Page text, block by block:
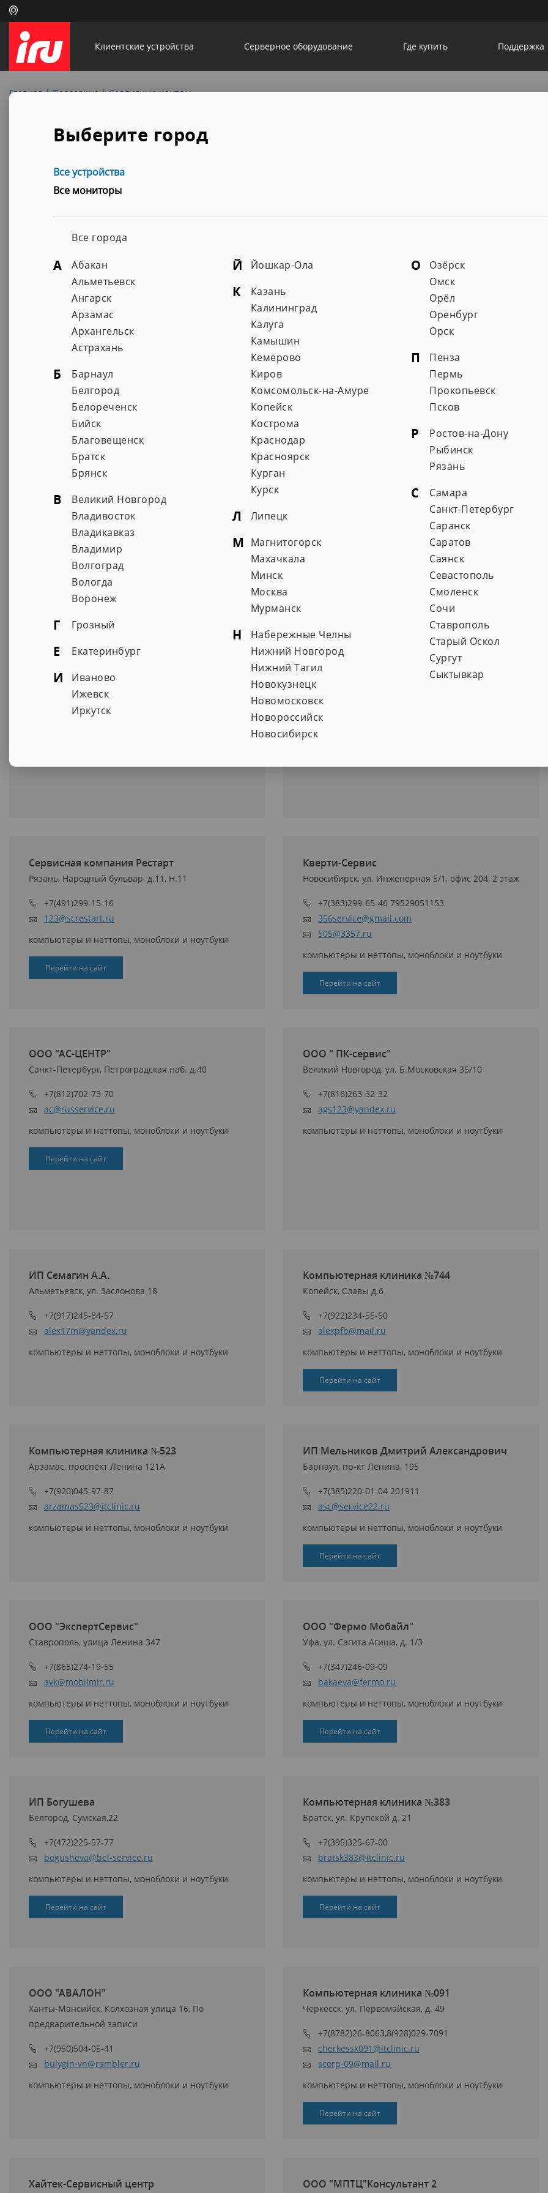
Клиентские устройства Серверное оборудование Где купить Поддержка
Главная|Поддержка|Сервисные центры
Сервисные центры
ООО "Сервисный Центр"
Самара, Революционная улица 70П
+7(846)957-84-07
компьютеры и неттопы, моноблоки и ноутбуки
Хабаровск, Слободская улица 16, прием только
юр.лиц
компьютеры и неттопы, моноблоки и ноутбуки
ООО "Сервисная Фабрика"
Новосибирск, Фабричная улица 35А
Сервисная компания Рестарт
Рязань, Народный бульвар, д.11, Н.11
+7(491)299-15-16
123@screstart.ru
компьютеры и неттопы, моноблоки и ноутбуки
Перейти на сайт
Кверти-Сервис
Новосибирск, ул. Инженерная 5/1, офис 204, 2 этаж
+7(383)299-65-46 79529051153
356service@gmail.com
505@3357.ru
компьютеры и неттопы, моноблоки и ноутбуки
Перейти на сайт
ООО "АС-ЦЕНТР"
Санкт-Петербург, Петроградская наб. д.40
+7(812)702-73-70
ac@russervice.ru
компьютеры и неттопы, моноблоки и ноутбуки
Перейти на сайт
ООО " ПК-сервис"
Великий Новгород, ул. Б.Московская 35/10
+7(816)263-32-32
ags123@yandex.ru
компьютеры и неттопы, моноблоки и ноутбуки
ИП Семагин А.А.
Альметьевск, ул. Заслонова 18
+7(917)245-84-57
alex17m@yandex.ru
компьютеры и неттопы, моноблоки и ноутбуки
Компьютерная клиника №744
Копейск, Славы д.6
+7(922)234-55-50
alexpfb@mail.ru
компьютеры и неттопы, моноблоки и ноутбуки
Перейти на сайт
Компьютерная клиника №523
Арзамас, проспект Ленина 121А
+7(920)045-97-87
arzamas523@itclinic.ru
компьютеры и неттопы, моноблоки и ноутбуки
ИП Мельников Дмитрий Александрович
Барнаул, пр-кт Ленина, 195
+7(385)220-01-04 201911
asc@service22.ru
компьютеры и неттопы, моноблоки и ноутбуки
Перейти на сайт
ООО "ЭкспертСервис"
Ставрополь, улица Ленина 347
+7(865)274-19-55
avk@mobilmir.ru
компьютеры и неттопы, моноблоки и ноутбуки
Перейти на сайт
ООО "Фермо Мобайл"
Уфа, ул. Сагита Агиша, д. 1/3
+7(347)246-09-09
bakaeva@fermo.ru
компьютеры и неттопы, моноблоки и ноутбуки
Перейти на сайт
ИП Богушева
Белгород, Сумская,22
+7(472)225-57-77
bogusheva@bel-service.ru
компьютеры и неттопы, моноблоки и ноутбуки
Перейти на сайт
Компьютерная клиника №383
Братск, ул. Крупской д. 21
+7(395)325-67-00
bratsk383@itclinic.ru
компьютеры и неттопы, моноблоки и ноутбуки
Перейти на сайт
ООО "АВАЛОН"
Ханты-Мансийск, Колхозная улица 16, По
предварительной записи
+7(950)504-05-41
bulygin-vn@rambler.ru
компьютеры и неттопы, моноблоки и ноутбуки
Компьютерная клиника №091
Черкесск, ул. Первомайская, д. 49
+7(8782)26-8063,8(928)029-7091
cherkessk091@itclinic.ru
scorp-09@mail.ru
компьютеры и неттопы, моноблоки и ноутбуки
Перейти на сайт
Хайтек-Сервисный центр ООО "МПТЦ"Консультант 2
Выберите город
Все устройства
Все мониторы
Все города
А
Абакан
Альметьевск
Ангарск
Арзамас
Архангельск
Астрахань
Б
Барнаул
Белгород
Белореченск
Бийск
Благовещенск
Братск
Брянск
В
Великий Новгород
Владивосток
Владикавказ
Владимир
Волгоград
Вологда
Воронеж
Г Грозный
Е Екатеринбург
И
Иваново
Ижевск
Иркутск
Й Йошкар-Ола
К
Казань
Калининград
Калуга
Камышин
Кемерово
Киров
Комсомольск-на-Амуре
Копейск
Кострома
Краснодар
Красноярск
Курган
Курск
Л Липецк
М
Магнитогорск
Махачкала
Минск
Москва
Мурманск
Н
Набережные Челны
Нижний Новгород
Нижний Тагил
Новокузнецк
Новомосковск
Новороссийск
Новосибирск
О
Озёрск
Омск
Орёл
Оренбург
Орск
П
Пенза
Пермь
Прокопьевск
Псков
Р
Ростов-на-Дону
Рыбинск
Рязань
С
Самара
Санкт-Петербург
Саранск
Саратов
Саянск
Севастополь
Смоленск
Сочи
Ставрополь
Старый Оскол
Сургут
Сыктывкар